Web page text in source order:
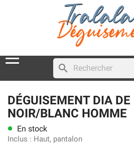
search
DÉGUISEMENT DIA
NOIR/BLANC HOMME
lens En stock
Inclus : Haut, pantalon